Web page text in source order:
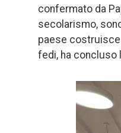
confermato da
secolarismo,
paese
fedi, ha concluso